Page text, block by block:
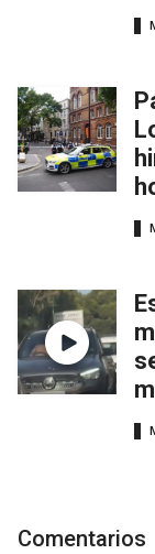
Comentarios